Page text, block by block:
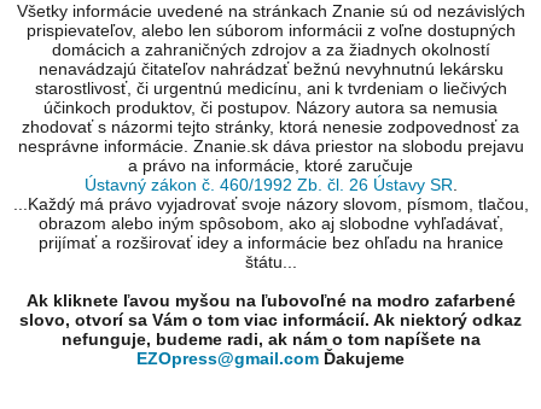
Všetky informácie uvedené na stránkach Znanie sú od nezávislých
prispievateľov, alebo len súborom informácii z voľne dostupných
domácich a zahraničných zdrojov a za žiadnych okolností
nenavádzajú čitateľov nahrádzať bežnú nevyhnutnú lekársku
starostlivosť, či urgentnú medicínu, ani k tvrdeniam o liečivých
účinkoch produktov, či postupov. Názory autora sa nemusia
zhodovať s názormi tejto stránky, ktorá nenesie zodpovednosť za
nesprávne informácie. Znanie.sk dáva priestor na slobodu prejavu
a právo na informácie, ktoré zaručuje
Ústavný zákon č. 460/1992 Zb. čl. 26 Ústavy SR
...Každý má právo vyjadrovať svoje názory slovom, písmom, tlačou,
obrazom alebo iným spôsobom, ako aj slobodne vyhľadávať,
prijímať a rozširovať idey a informácie bez ohľadu na hranice
štátu...
Ak kliknete ľavou myšou na ľubovoľné na modro zafarbené
slovo, otvorí sa Vám o tom viac informácií. Ak niektorý odkaz
nefunguje, budeme radi, ak nám o tom napíšete na
EZOpress@gmail.com Ďakujeme